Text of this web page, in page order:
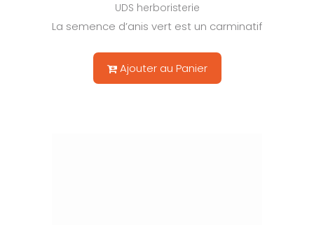
UDS herboristerie
La semence d’anis vert est un carminatif
Ajouter au Panier